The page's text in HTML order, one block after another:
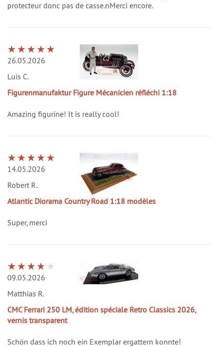
protecteur donc pas de casse.nMerci encore.
26.05.2026
Luis C.
Figurenmanufaktur Figure Mécanicien réfléchi 1:18
Amazing figurine! It is really cool!
14.05.2026
Robert R.
Atlantic Diorama Country Road 1:18 modèles
Super, merci
09.05.2026
Matthias R.
CMC Ferrari 250 LM, édition spéciale Retro Classics 2026,
vernis transparent
Schön dass ich noch ein Exemplar ergattern konnte!